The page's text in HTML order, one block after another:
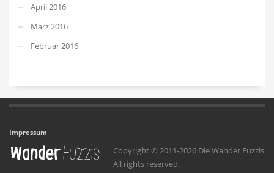
April 2016
März 2016
Februar 2016
Impressum
Copyright © 2011-2026 Die Wander Fuzzis
All rights reserved.